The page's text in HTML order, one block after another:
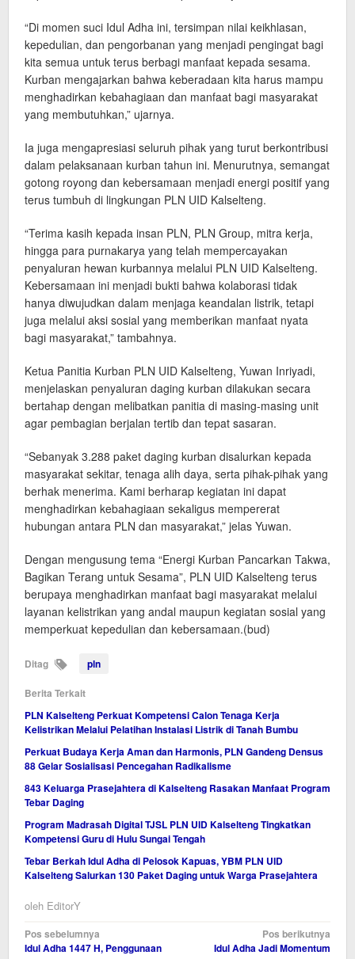
“Di momen suci Idul Adha ini, tersimpan nilai keikhlasan,
kepedulian, dan pengorbanan yang menjadi pengingat bagi
kita semua untuk terus berbagi manfaat kepada sesama.
Kurban mengajarkan bahwa keberadaan kita harus mampu
menghadirkan kebahagiaan dan manfaat bagi masyarakat
yang membutuhkan,” ujarnya.
Ia juga mengapresiasi seluruh pihak yang turut berkontribusi
dalam pelaksanaan kurban tahun ini. Menurutnya, semangat
gotong royong dan kebersamaan menjadi energi positif yang
terus tumbuh di lingkungan PLN UID Kalselteng.
“Terima kasih kepada insan PLN, PLN Group, mitra kerja,
hingga para purnakarya yang telah mempercayakan
penyaluran hewan kurbannya melalui PLN UID Kalselteng.
Kebersamaan ini menjadi bukti bahwa kolaborasi tidak
hanya diwujudkan dalam menjaga keandalan listrik, tetapi
juga melalui aksi sosial yang memberikan manfaat nyata
bagi masyarakat,” tambahnya.
Ketua Panitia Kurban PLN UID Kalselteng, Yuwan Inriyadi,
menjelaskan penyaluran daging kurban dilakukan secara
bertahap dengan melibatkan panitia di masing-masing unit
agar pembagian berjalan tertib dan tepat sasaran.
“Sebanyak 3.288 paket daging kurban disalurkan kepada
masyarakat sekitar, tenaga alih daya, serta pihak-pihak yang
berhak menerima. Kami berharap kegiatan ini dapat
menghadirkan kebahagiaan sekaligus mempererat
hubungan antara PLN dan masyarakat,” jelas Yuwan.
Dengan mengusung tema “Energi Kurban Pancarkan Takwa,
Bagikan Terang untuk Sesama”, PLN UID Kalselteng terus
berupaya menghadirkan manfaat bagi masyarakat melalui
layanan kelistrikan yang andal maupun kegiatan sosial yang
memperkuat kepedulian dan kebersamaan.(bud)
Ditag pln
Berita Terkait
PLN Kalselteng Perkuat Kompetensi Calon Tenaga Kerja
Kelistrikan Melalui Pelatihan Instalasi Listrik di Tanah Bumbu
Perkuat Budaya Kerja Aman dan Harmonis, PLN Gandeng Densus
88 Gelar Sosialisasi Pencegahan Radikalisme
843 Keluarga Prasejahtera di Kalselteng Rasakan Manfaat Program
Tebar Daging
Program Madrasah Digital TJSL PLN UID Kalselteng Tingkatkan
Kompetensi Guru di Hulu Sungai Tengah
Tebar Berkah Idul Adha di Pelosok Kapuas, YBM PLN UID
Kalselteng Salurkan 130 Paket Daging untuk Warga Prasejahtera
oleh EditorY
Navigasi
pos
Pos sebelumnya
Idul Adha 1447 H, Penggunaan
Pos berikutnya
Idul Adha Jadi Momentum